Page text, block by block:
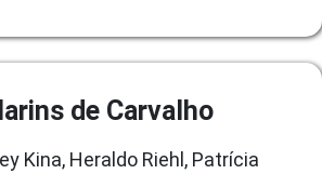
de Carvalho
Kina, Heraldo Riehl, Patrícia